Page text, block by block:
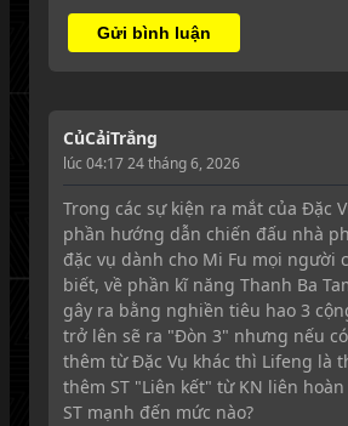
Gửi bình luận
CủCảiTrắng
lúc 04:17 24 tháng 6, 2026
Trong các sự kiện ra mắt của Đặc
phần hướng dẫn chiến đấu nhà
đặc vụ dành cho Mi Fu mọi người
biết, về phần kĩ năng Thanh Ba
gây ra bằng nghiền tiêu hao 3
trở lên sẽ ra "Đòn 3" nhưng nếu
thêm từ Đặc Vụ khác thì Lifeng là
thêm ST "Liên kết" từ KN liên
ST mạnh đến mức nào?